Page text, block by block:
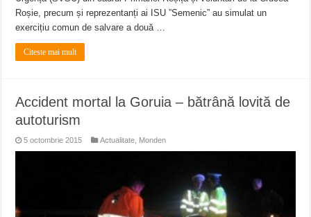
Roșie, precum și reprezentanți ai ISU ”Semenic” au simulat un
exercițiu comun de salvare a două …
Citeste mai mult
Accident mortal la Goruia – bătrână lovită de
autoturism
5 octombrie 2015 Actualitate Monden